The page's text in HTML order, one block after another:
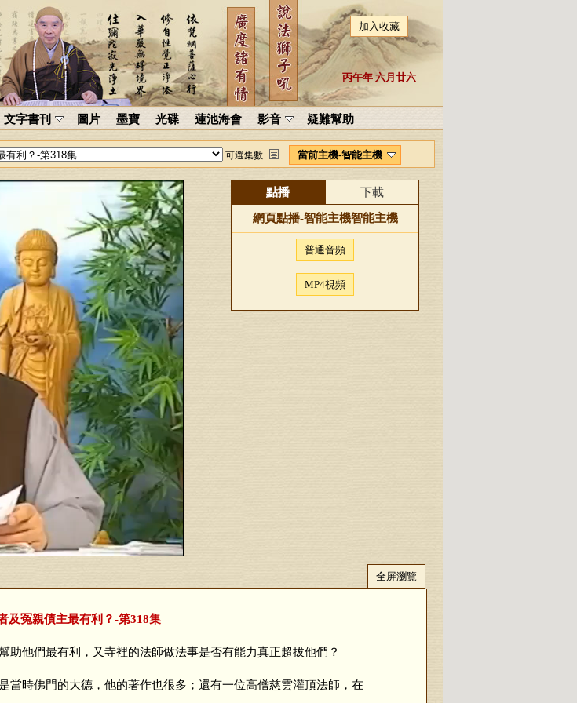
加入收藏
丙午年 六月廿六
文字書刊 圖片 墨寶 光碟 蓮池海會 影音 疑難幫助
可選集數 當前主機-智能主機
點播 下載
網頁點播-智能主機智能主機
普通音頻
MP4視頻
全屏瀏覽
及冤親債主最有利？-第318集
他們最有利，又寺裡的法師做法事是否有能力真正超拔他們？
時佛門的大德，他的著作也很多；還有一位高僧慈雲灌頂法師，在